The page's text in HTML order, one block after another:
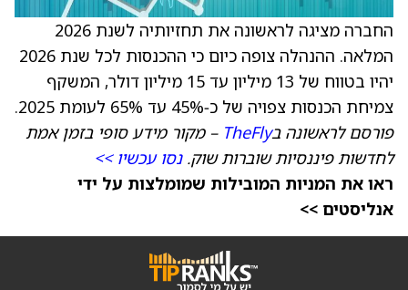
החברה מציגה לראשונה את תחזיותיה לשנת 2026
המלאה. ההנהלה צופה כיום כי ההכנסות לכל שנת 2026
יהיו בטווח של 13 מיליון עד 15 מיליון דולר, המשקף
צמיחת הכנסות צפויה של כ‑45% עד 65% לעומת 2025.
פורסם לראשונה בTheFly – מקור מידע סופי בזמן אמת
לחדשות פיננסיות שוברות שוק.נסו עכשיו >>
ראו את המניות המובילות שמומלצות על ידי
אנליסטים >>